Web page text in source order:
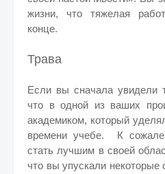
жизни, что тяжелая
конце.
Трава
Если вы сначала увидели
что в одной из ваших
академиком, который
времени учебе. К
стать лучшим в своей
что вы упускали